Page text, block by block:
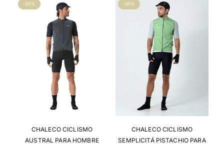
-30%
CHALECO CICLISMO
AUSTRAL PARA HOMBRE
-20%
CHALECO CICLISMO
SEMPLICITÁ PISTACHIO PARA